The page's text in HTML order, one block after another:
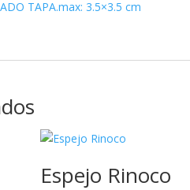
TAPA.max: 3.5×3.5 cm
Espejo Rinoco